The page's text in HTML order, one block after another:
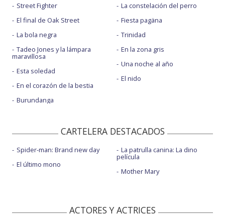
Street Fighter
El final de Oak Street
La bola negra
Tadeo Jones y la lámpara
maravillosa
Esta soledad
En el corazón de la bestia
Burundanga
La constelación del perro
Fiesta pagäna
Trinidad
En la zona gris
Una noche al año
El nido
CARTELERA DESTACADOS
Spider-man: Brand new day
El último mono
La patrulla canina: La dino
película
Mother Mary
ACTORES Y ACTRICES